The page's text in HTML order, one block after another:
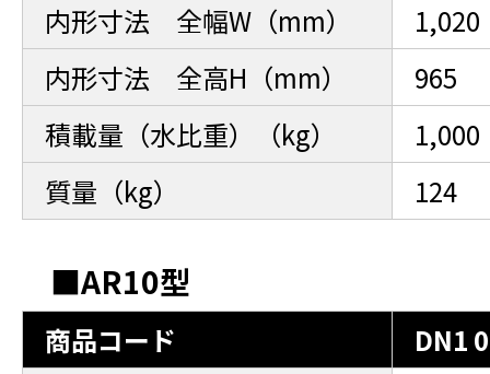
内形寸法 全幅W（mm）
1,020
内形寸法 全高H（mm）
965
積載量（水比重）（kg）
1,000
質量（kg）
124
■AR10型
商品コード
DN1